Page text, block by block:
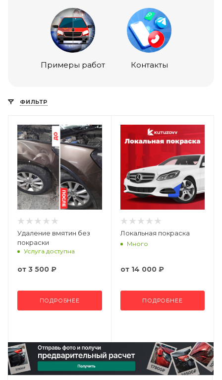
Примеры работ Контакты
ФИЛЬТР
Удаление вмятин без
покраски
Услуга доступна
от 3 500 ₽
ПОДРОБНЕЕ
Локальная покраска
Много
от 14 000 ₽
ПОДРОБНЕЕ